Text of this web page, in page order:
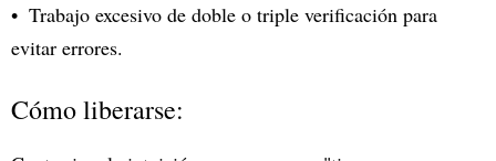
Trabajo excesivo de doble o triple verificación para
evitar errores.
Cómo liberarse: